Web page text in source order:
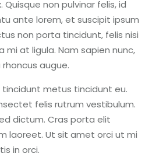
non pulvinar felis, id
ante lorem, et suscipit ipsum
non porta tincidunt, felis nisi
at ligula. Nam sapien nunc,
augue.
metus tincidunt eu.
felis rutrum vestibulum.
dictum. Cras porta elit
laoreet. Ut sit amet orci ut mi
in orci.